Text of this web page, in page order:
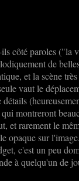
ils côté paroles ("la
de
et la scène
vaut le
montreront
et rarement le
opaque sur
c'est un peu
à quelqu'un de